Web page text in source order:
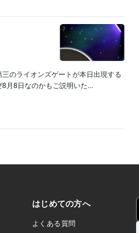
のライオンズゲートが本日出現する
月8日なのかもご説明いた...